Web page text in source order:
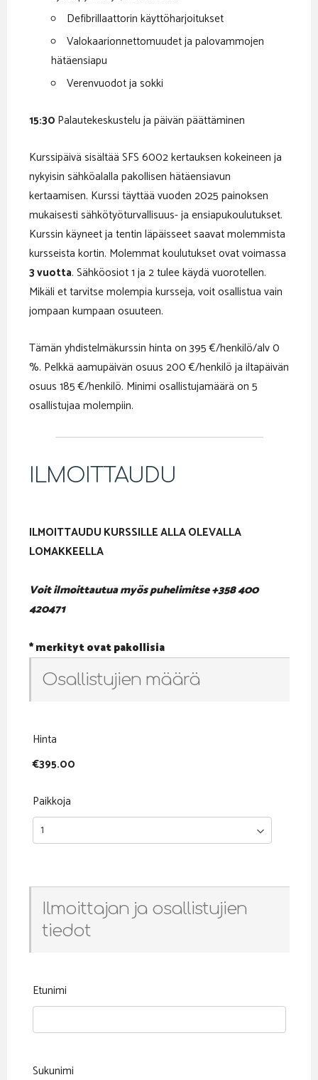
Defibrillaattorin käyttöharjoitukset
Valokaarionnettomuudet ja palovammojen
hätäensiapu
Verenvuodot ja sokki
15:30 Palautekeskustelu ja päivän päättäminen
Kurssipäivä sisältää SFS 6002 kertauksen kokeineen ja
nykyisin sähköalalla pakollisen hätäensiavun
kertaamisen. Kurssi täyttää vuoden 2025 painoksen
mukaisesti sähkötyöturvallisuus- ja ensiapukoulutukset.
Kurssin käyneet ja tentin läpäisseet saavat molemmista
kursseista kortin. Molemmat koulutukset ovat voimassa
3 vuotta. Sähköosiot 1 ja 2 tulee käydä vuorotellen.
Mikäli et tarvitse molempia kursseja, voit osallistua vain
jompaan kumpaan osuuteen.
Tämän yhdistelmäkurssin hinta on 395 €/henkilö/alv 0
%. Pelkkä aamupäivän osuus 200 €/henkilö ja iltapäivän
osuus 185 €/henkilö. Minimi osallistujamäärä on 5
osallistujaa molempiin.
ILMOITTAUDU
ILMOITTAUDU KURSSILLE ALLA OLEVALLA
LOMAKKEELLA
Voit ilmoittautua myös puhelimitse +358 400
420471
* merkityt ovat pakollisia
Osallistujien määrä
Hinta
€395.00
Paikkoja
Ilmoittajan ja osallistujien
tiedot
Etunimi
Sukunimi